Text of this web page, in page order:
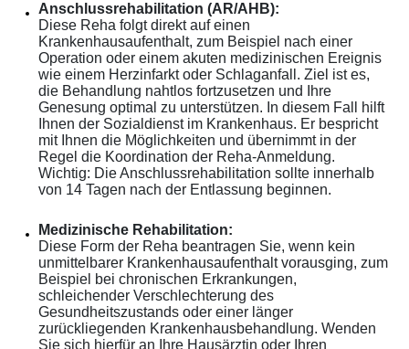
Anschlussrehabilitation (AR/AHB):
Diese Reha folgt direkt auf einen
Krankenhausaufenthalt, zum Beispiel nach einer
Operation oder einem akuten medizinischen Ereignis
wie einem Herzinfarkt oder Schlaganfall. Ziel ist es,
die Behandlung nahtlos fortzusetzen und Ihre
Genesung optimal zu unterstützen. In diesem Fall hilft
Ihnen der Sozialdienst im Krankenhaus. Er bespricht
mit Ihnen die Möglichkeiten und übernimmt in der
Regel die Koordination der Reha-Anmeldung.
Wichtig: Die Anschlussrehabilitation sollte innerhalb
von 14 Tagen nach der Entlassung beginnen.
Medizinische Rehabilitation:
Diese Form der Reha beantragen Sie, wenn kein
unmittelbarer Krankenhausaufenthalt vorausging, zum
Beispiel bei chronischen Erkrankungen,
schleichender Verschlechterung des
Gesundheitszustands oder einer länger
zurückliegenden Krankenhausbehandlung. Wenden
Sie sich hierfür an Ihre Hausärztin oder Ihren